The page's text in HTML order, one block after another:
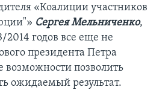
«Коалиции участников
Сергея Мельниченко,
годов все еще не
президента Петра
возможности позволить
ожидаемый результат.